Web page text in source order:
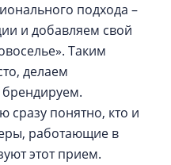
подхода –
и добавляем свой
Таким
делаем
брендируем.
сразу понятно, кто и
работающие в
этот прием.